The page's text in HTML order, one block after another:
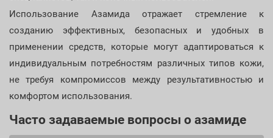
Использование Азамида отражает стремление к
созданию эффективных, безопасных и удобных в
применении средств, которые могут адаптироваться к
индивидуальным потребностям различных типов кожи,
не требуя компромиссов между результативностью и
комфортом использования.
Часто задаваемые вопросы о азамиде